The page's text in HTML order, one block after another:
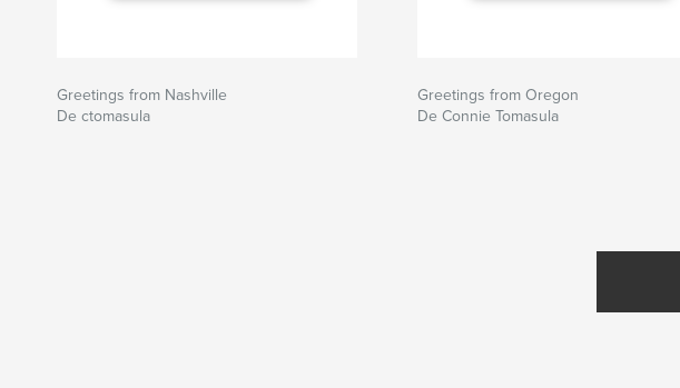
Greetings from Nashville
De ctomasula
Greetings from Oregon
De Connie Tomasula